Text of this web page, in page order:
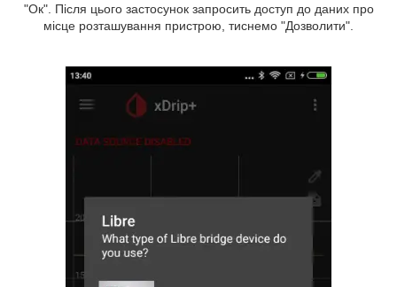
"Ок". Після цього застосунок запросить доступ до даних про
місце розташування пристрою, тиснемо "Дозволити".